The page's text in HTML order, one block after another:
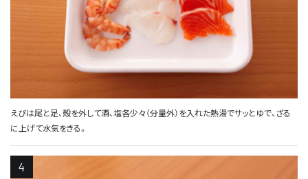
えびは尾と足、殻を外して酒、塩各少々（分量外）を入れた熱湯でサッとゆで、ざる
に上げて水気をきる。